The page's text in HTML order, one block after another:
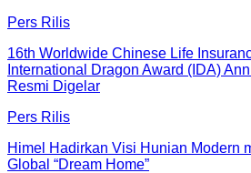
Pers Rilis
16th Worldwide Chinese Life
International Dragon Award (IDA)
Resmi Digelar
Pers Rilis
Himel Hadirkan Visi Hunian Modern
Global “Dream Home”